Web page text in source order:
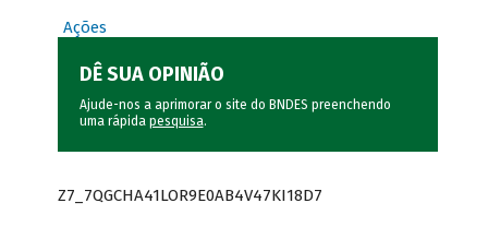
Ações
DÊ SUA OPINIÃO
Ajude-nos a aprimorar o site do BNDES preenchendo
uma rápida pesquisa.
Z7_7QGCHA41LOR9E0AB4V47KI18D7